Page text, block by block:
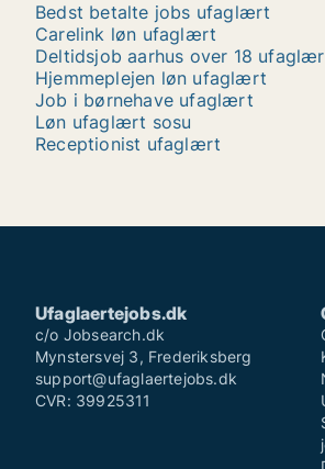
Bedst betalte jobs ufaglært
Carelink løn ufaglært
Deltidsjob aarhus over 18
Hjemmeplejen løn ufaglært
Job i børnehave ufaglært
Løn ufaglært sosu
Receptionist ufaglært
Ufaglaertejobs.dk
c/o Jobsearch.dk
Mynstersvej 3, Frederiksberg
support@ufaglaertejobs.dk
CVR: 39925311